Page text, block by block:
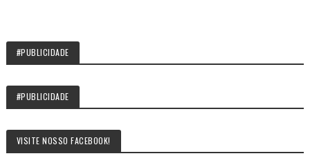
#PUBLICIDADE
#PUBLICIDADE
VISITE NOSSO FACEBOOK!